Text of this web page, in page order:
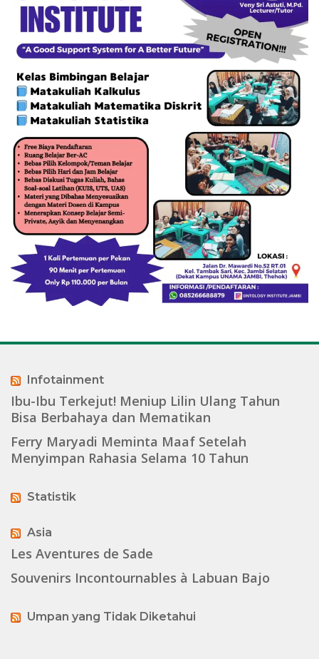
Infotainment
Ibu-Ibu Terkejut! Meniup Lilin Ulang Tahun
Bisa Berbahaya dan Mematikan
Ferry Maryadi Meminta Maaf Setelah
Menyimpan Rahasia Selama 10 Tahun
Statistik
Asia
Les Aventures de Sade
Souvenirs Incontournables à Labuan Bajo
Umpan yang Tidak Diketahui